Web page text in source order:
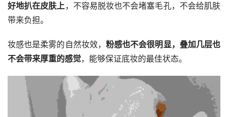
好地扒在皮肤上，不容易脱妆也不会堵塞毛孔，不会给肌肤
带来负担。
妆感也是柔雾的自然妆效， 粉感也不会很明显，叠加几层也
不会带来厚重的感觉，能够保证底妆的最佳状态。